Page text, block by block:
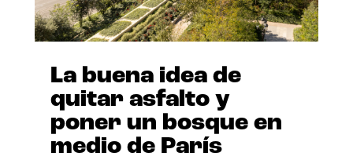
La buena idea de
quitar asfalto y
poner un bosque en
medio de París